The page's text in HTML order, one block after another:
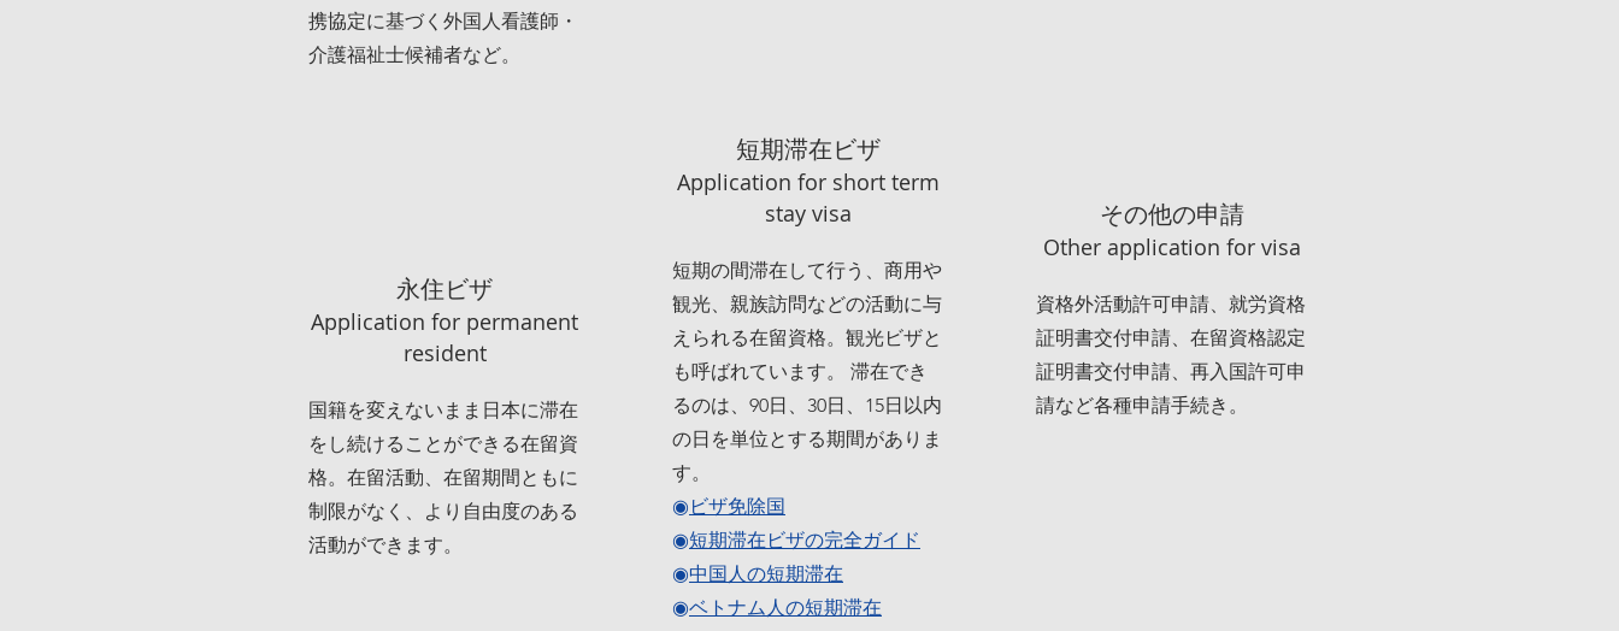
携協定に基づく外国人看護師・
介護福祉士候補者など。
永住ビザ
Application for permanent
resident
国籍を変えないまま日本に滞在
をし続けることができる在留資
格。在留活動、在留期間ともに
制限がなく、より自由度のある
活動ができます。
短期滞在ビザ
Application for short term
stay visa
短期の間滞在して行う、商用や
観光、親族訪問などの活動に与
えられる在留資格。観光ビザと
も呼ばれています。 滞在でき
るのは、90日、30日、15日以内
の日を単位とする期間がありま
す。
◉ ビザ免除国
◉短期滞在ビザの完全ガイド
◉中国人の短期滞在
◉ベトナム人の短期滞在
その他の申請
Other application for visa
資格外活動許可申請、就労資格
証明書交付申請、在留資格認定
証明書交付申請、再入国許可申
請など各種申請手続き。